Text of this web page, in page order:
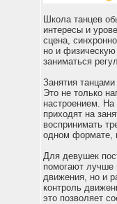
Школа танцев
интересы и
сцена,
но и
заниматься
Занятия
Это не только
настроением.
приходят на
воспринимать
одном формате,
Для девушек
помогают лучше
движения, но и
контроль
это позволяет